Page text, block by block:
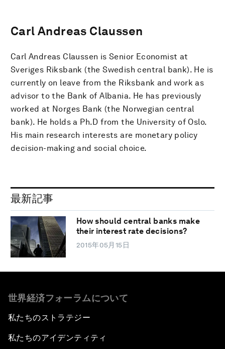
Carl Andreas Claussen
Carl Andreas Claussen is Senior Economist at
Sveriges Riksbank (the Swedish central bank). He is
currently on leave from the Riksbank and work as
advisor to the Bank of Albania. He has previously
worked at Norges Bank (the Norwegian central
bank). He holds a Ph.D from the University of Oslo.
His main research interests are monetary policy
decision-making and social choice.
最新記事
How should central banks make
their interest rate decisions?
2015年05月15日
世界経済フォーラムについて
私たちのストラテジー
私たちのアイデンティティ